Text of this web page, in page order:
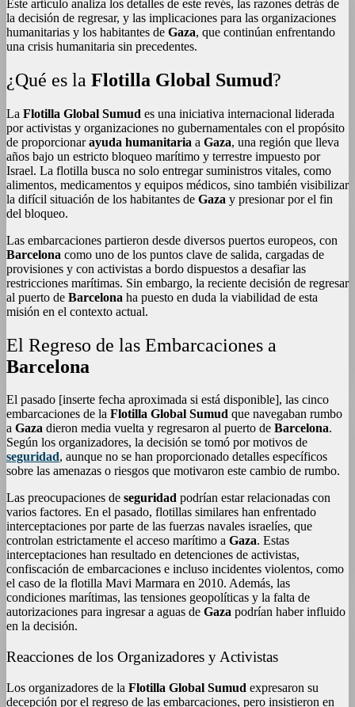
Este artículo analiza los detalles de este revés, las razones detrás de
la decisión de regresar, y las implicaciones para las organizaciones
humanitarias y los habitantes de Gaza, que continúan enfrentando
una crisis humanitaria sin precedentes.
¿Qué es la Flotilla Global Sumud?
La Flotilla Global Sumud es una iniciativa internacional liderada
por activistas y organizaciones no gubernamentales con el propósito
de proporcionarayuda humanitaria a Gaza, una región que lleva
años bajo un estricto bloqueo marítimo y terrestre impuesto por
Israel. La flotilla busca no solo entregar suministros vitales, como
alimentos, medicamentos y equipos médicos, sino también visibilizar
la difícil situación de los habitantes de Gaza y presionar por el fin
del bloqueo.
Las embarcaciones partieron desde diversos puertos europeos, con
Barcelona como uno de los puntos clave de salida, cargadas de
provisiones y con activistas a bordo dispuestos a desafiar las
restricciones marítimas. Sin embargo, la reciente decisión de regresar
al puerto de Barcelona ha puesto en duda la viabilidad de esta
misión en el contexto actual.
El Regreso de las Embarcaciones a
Barcelona
El pasado [inserte fecha aproximada si está disponible], las cinco
embarcaciones de la Flotilla Global Sumud que navegaban rumbo
a Gaza dieron media vuelta y regresaron al puerto de Barcelona.
Según los organizadores, la decisión se tomó por motivos de
seguridad, aunque no se han proporcionado detalles específicos
sobre las amenazas o riesgos que motivaron este cambio de rumbo.
Las preocupaciones de seguridad podrían estar relacionadas con
varios factores. En el pasado, flotillas similares han enfrentado
interceptaciones por parte de las fuerzas navales israelíes, que
controlan estrictamente el acceso marítimo a Gaza. Estas
interceptaciones han resultado en detenciones de activistas,
confiscación de embarcaciones e incluso incidentes violentos, como
el caso de la flotilla Mavi Marmara en 2010. Además, las
condiciones marítimas, las tensiones geopolíticas y la falta de
autorizaciones para ingresar a aguas de Gaza podrían haber influido
en la decisión.
Reacciones de los Organizadores y Activistas
Los organizadores de la Flotilla Global Sumud expresaron su
decepción por el regreso de las embarcaciones, pero insistieron en